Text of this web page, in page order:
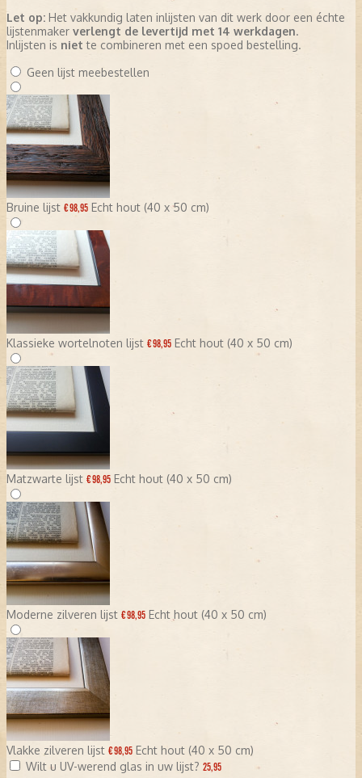
Let op: Het vakkundig laten inlijsten van dit werk door een échte
lijstenmaker verlengt de levertijd met 14 werkdagen.
Inlijsten is niet te combineren met een spoed bestelling.
Geen lijst meebestellen
Bruine lijst € 98,95 Echt hout (40 x 50 cm)
Klassieke wortelnoten lijst € 98,95 Echt hout (40 x 50 cm)
Matzwarte lijst € 98,95 Echt hout (40 x 50 cm)
Moderne zilveren lijst € 98,95 Echt hout (40 x 50 cm)
Vlakke zilveren lijst € 98,95 Echt hout (40 x 50 cm)
Wilt u UV-werend glas in uw lijst? 25,95